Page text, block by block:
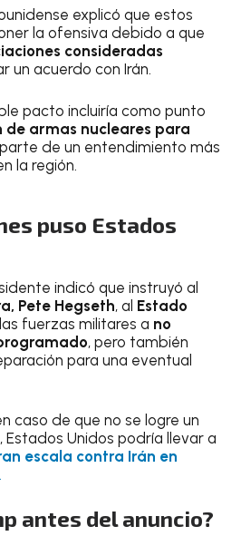
explicó que estos
la ofensiva debido a que
consideradas
un acuerdo con Irán.
pacto incluiría como punto
de armas nucleares para
de un entendimiento más
la región.
puso Estados
indicó que instruyó al
Pete Hegseth, al Estado
fuerzas militares a no
, pero también
para una eventual
caso de que no se logre un
Estados Unidos podría llevar a
escala contra Irán en
.
antes del anuncio?